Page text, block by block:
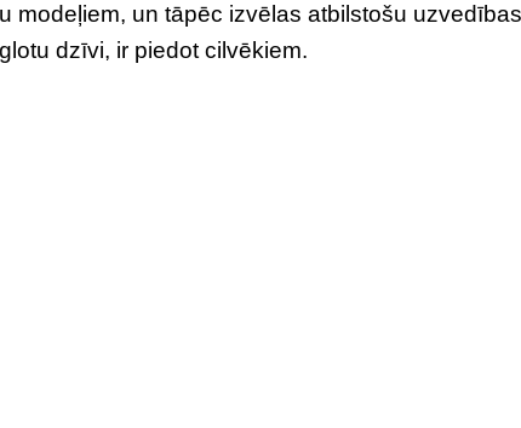
modeļiem, un tāpēc izvēlas atbilstošu uzvedības
dzīvi, ir piedot cilvēkiem.